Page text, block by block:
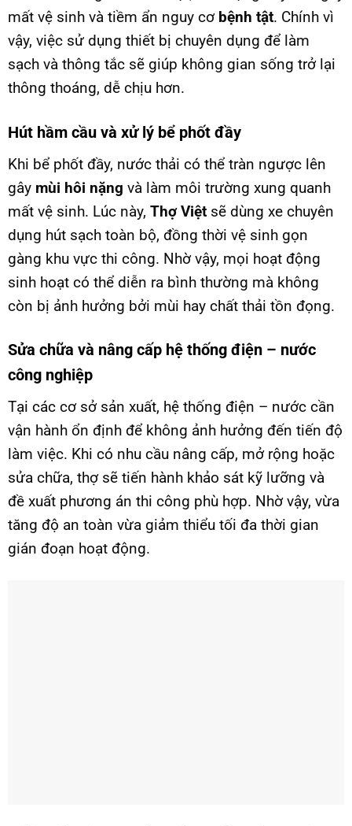
mất vệ sinh và tiềm ẩn nguy cơ bệnh tật. Chính vì
vậy, việc sử dụng thiết bị chuyên dụng để làm
sạch và thông tắc sẽ giúp không gian sống trở lại
thông thoáng, dễ chịu hơn.
Hút hầm cầu và xử lý bể phốt đầy
Khi bể phốt đầy, nước thải có thể tràn ngược lên
gây mùi hôi nặng và làm môi trường xung quanh
mất vệ sinh. Lúc này, Thợ Việt sẽ dùng xe chuyên
dụng hút sạch toàn bộ, đồng thời vệ sinh gọn
gàng khu vực thi công. Nhờ vậy, mọi hoạt động
sinh hoạt có thể diễn ra bình thường mà không
còn bị ảnh hưởng bởi mùi hay chất thải tồn đọng.
Sửa chữa và nâng cấp hệ thống điện – nước
công nghiệp
Tại các cơ sở sản xuất, hệ thống điện – nước cần
vận hành ổn định để không ảnh hưởng đến tiến độ
làm việc. Khi có nhu cầu nâng cấp, mở rộng hoặc
sửa chữa, thợ sẽ tiến hành khảo sát kỹ lưỡng và
đề xuất phương án thi công phù hợp. Nhờ vậy, vừa
tăng độ an toàn vừa giảm thiểu tối đa thời gian
gián đoạn hoạt động.